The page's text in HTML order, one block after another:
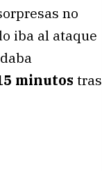
no
iba al ataque
minutos tras